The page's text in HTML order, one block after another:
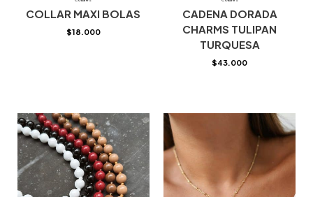
COLLAR MAXI BOLAS
$18.000
CADENA DORADA
CHARMS TULIPAN
TURQUESA
$43.000